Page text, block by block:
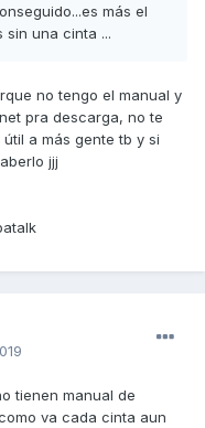
más el
sin una cinta ...
no tengo el manual y
pra descarga, no te
a más gente tb y si
jjj
tienen manual de
va cada cinta aun